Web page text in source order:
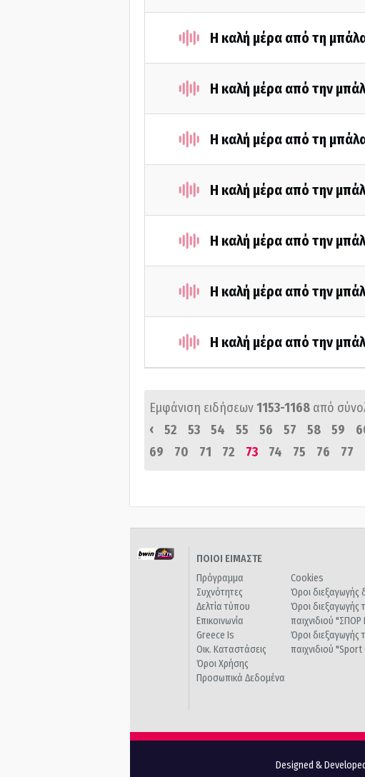
Η καλή μέρα από τη
Η καλή μέρα από την
Η καλή μέρα από τη
Η καλή μέρα από την
Η καλή μέρα από την
Η καλή μέρα από την
Η καλή μέρα από την
Εμφάνιση ειδήσεων1153-1168 από
‹
52 53 54 55 56 57 58 59
69
70 71 72 73 74 75 76 77
ΠΟΙΟΙ ΕΙΜΑΣΤΕ
Πρόγραμμα
Συχνότητες
Δελτία τύπου
Επικοινωνία
Greece Is
Οικ. Καταστάσεις
Όροι Χρήσης
Προσωπικά Δεδομένα
Cookies
Όροι διεξαγωγής
Όροι
παιχνιδιού "ΣΠΟΡ
Όροι
παιχνιδιού
Designed &